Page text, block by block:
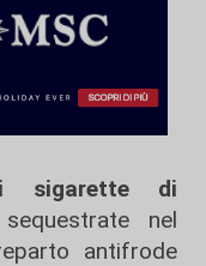
sigarette di
nel
antifrode